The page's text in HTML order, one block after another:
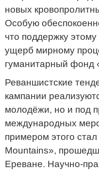
новых
Особую
что поддержку
ущерб мирному
гуманитарный фонд
Реваншистские
кампании
молодёжи, но и под
международных
примером этого
Mountains»,
Ереване. Научно-